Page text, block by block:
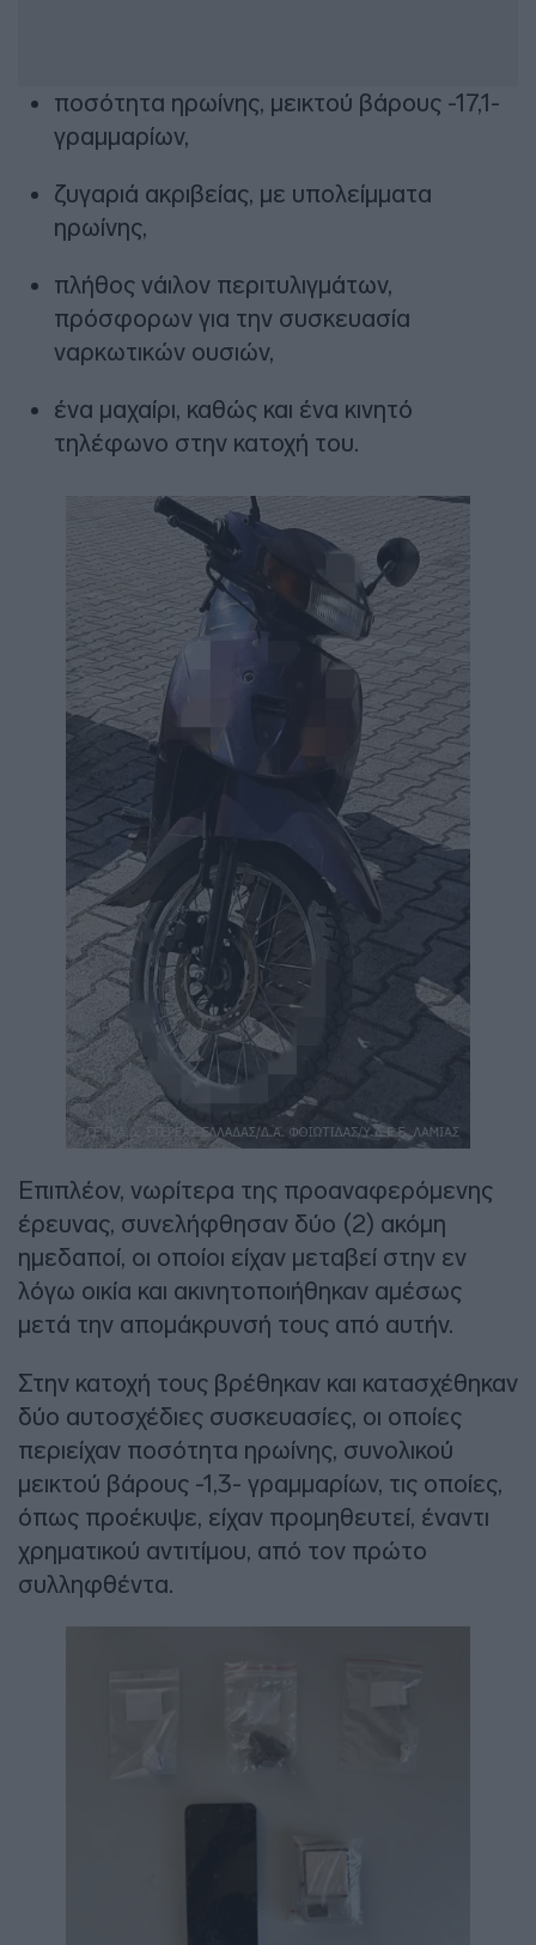
ποσότητα ηρωίνης, μεικτού βάρους -17,1-
γραμμαρίων,
ζυγαριά ακριβείας, με υπολείμματα
ηρωίνης,
πλήθος νάιλον περιτυλιγμάτων,
πρόσφορων για την συσκευασία
ναρκωτικών ουσιών,
ένα μαχαίρι, καθώς και ένα κινητό
τηλέφωνο στην κατοχή του.
Επιπλέον, νωρίτερα της προαναφερόμενης
έρευνας, συνελήφθησαν δύο (2) ακόμη
ημεδαποί, οι οποίοι είχαν μεταβεί στην εν
λόγω οικία και ακινητοποιήθηκαν αμέσως
μετά την απομάκρυνσή τους από αυτήν.
Στην κατοχή τους βρέθηκαν και κατασχέθηκαν
δύο αυτοσχέδιες συσκευασίες, οι οποίες
περιείχαν ποσότητα ηρωίνης, συνολικού
μεικτού βάρους -1,3- γραμμαρίων, τις οποίες,
όπως προέκυψε, είχαν προμηθευτεί, έναντι
χρηματικού αντιτίμου, από τον πρώτο
συλληφθέντα.